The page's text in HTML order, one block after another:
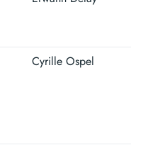
Cyrille Ospel